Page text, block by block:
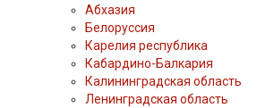
Абхазия
Белоруссия
Карелия республика
Кабардино-Балкария
Калининградская область
Ленинградская область